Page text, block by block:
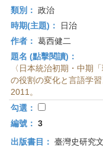
類別： 政治
時期(主題)：
日治
作者： 葛西健二
題名 (點擊閱讀)：
〈日本統治初期・中期
の役割の変化と言語学
2011。
勾選：
編號： 3
出版書目： 臺灣史研究